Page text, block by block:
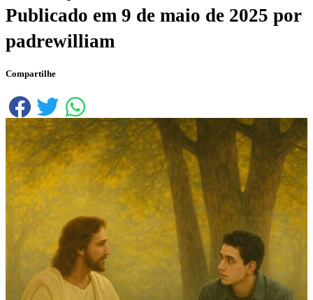
Publicado em 9 de maio de 2025 por
padrewilliam
Compartilhe